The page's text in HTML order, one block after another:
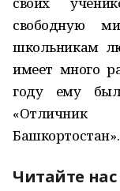
свободную
школьникам
имеет много
году ему
«Отличник
Башкортостан».
Читайте нас